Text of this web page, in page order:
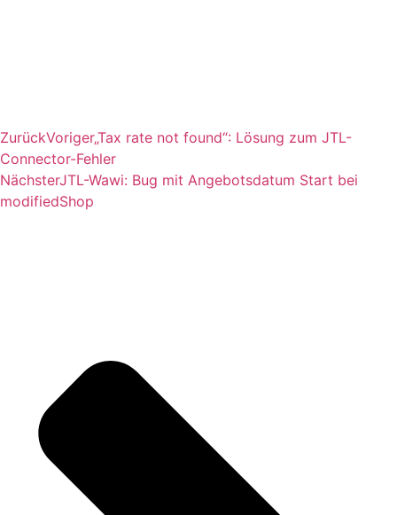
ZurückVoriger„Tax rate not found“: Lösung zum JTL-
Connector-Fehler
NächsterJTL-Wawi: Bug mit Angebotsdatum Start bei
modifiedShop